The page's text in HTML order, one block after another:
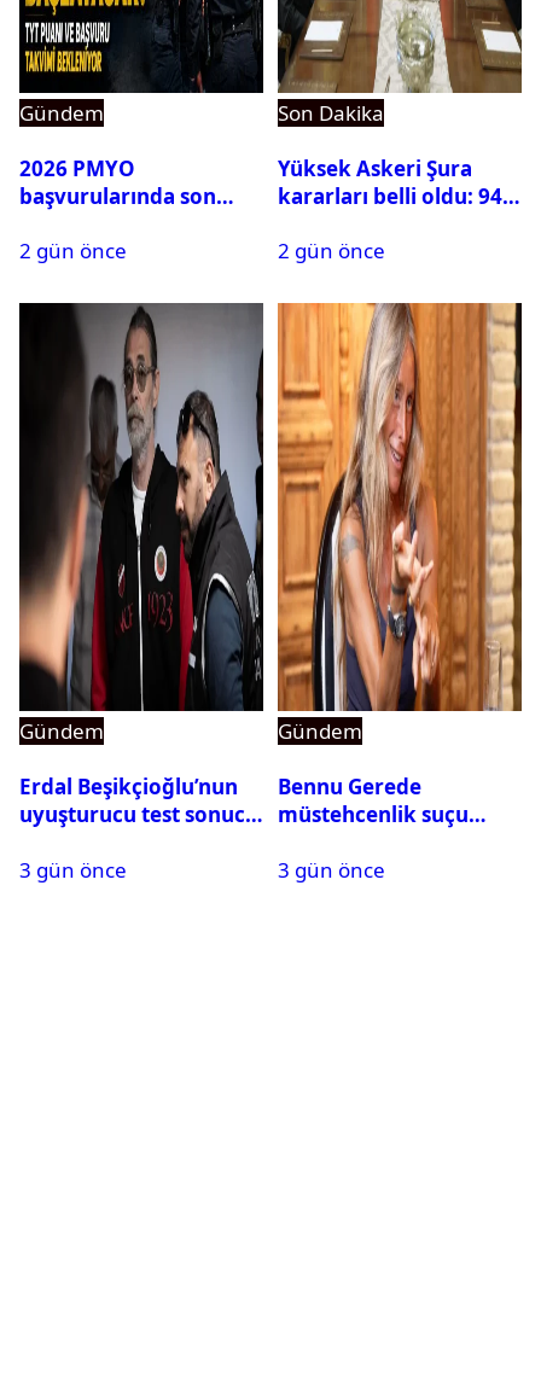
Gündem
2026 PMYO
başvurularında son
2 gün önce
Son Dakika
Yüksek Askeri Şura
kararları belli oldu: 94
2 gün önce
Gündem
Erdal Beşikçioğlu’nun
uyuşturucu test sonucu
3 gün önce
Gündem
Bennu Gerede
müstehcenlik suçu
alındı
3 gün önce